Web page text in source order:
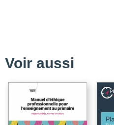
Voir aussi